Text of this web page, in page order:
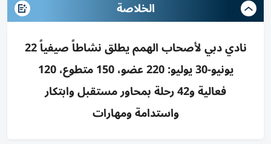
الخلاصة
نادي دبي لأصحاب الهمم يطلق نشاطاً صيفياً 22
يونيو-30 يوليو: 220 عضو، 150 متطوع، 120
فعالية و42 رحلة بمحاور مستقبل وابتكار
واستدامة ومهارات